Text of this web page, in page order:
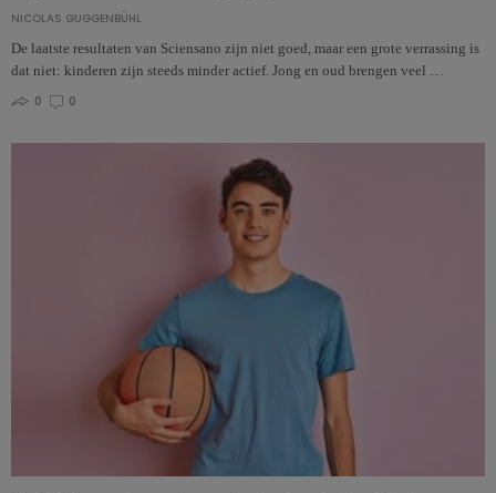
NICOLAS GUGGENBÜHL
De laatste resultaten van Sciensano zijn niet goed, maar een grote verrassing is
dat niet: kinderen zijn steeds minder actief. Jong en oud brengen veel …
0
0